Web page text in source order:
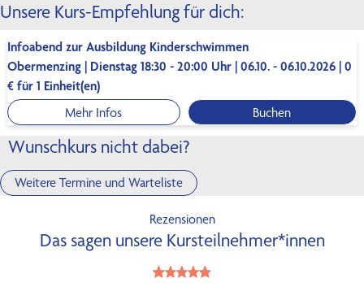
Unsere Kurs-Empfehlung für dich:
Infoabend zur Ausbildung Kinderschwimmen
Obermenzing | Dienstag 18:30 - 20:00 Uhr | 06.10. - 06.10.2026 | 0
€ für 1 Einheit(en)
Mehr Infos
Buchen
Wunschkurs nicht dabei?
Weitere Termine und Warteliste
Rezensionen
Das sagen unsere Kursteilnehmer*innen